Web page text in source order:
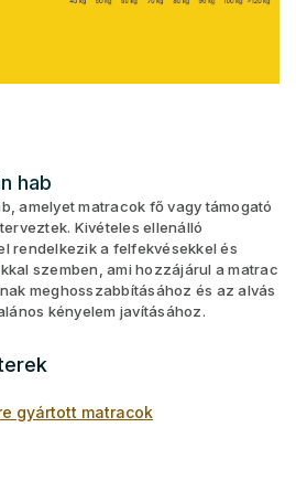
hab
amelyet matracok fő vagy támogató
Kivételes ellenálló
rendelkezik a felfekvésekkel és
szemben, ami hozzájárul a matrac
meghosszabbításához és az alvás
kényelem javításához.
gyártott matracok